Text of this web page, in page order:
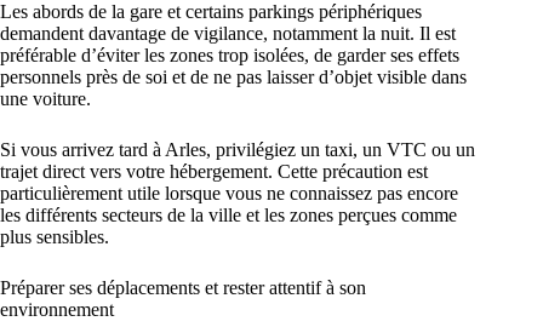
Les abords de la gare et certains parkings périphériques
demandent davantage de vigilance, notamment la nuit. Il est
préférable d’éviter les zones trop isolées, de garder ses effets
personnels près de soi et de ne pas laisser d’objet visible dans
une voiture.
Si vous arrivez tard à Arles, privilégiez un taxi, un VTC ou un
trajet direct vers votre hébergement. Cette précaution est
particulièrement utile lorsque vous ne connaissez pas encore
les différents secteurs de la ville et les zones perçues comme
plus sensibles.
Préparer ses déplacements et rester attentif à son
environnement